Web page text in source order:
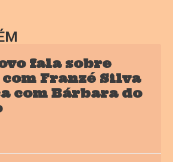
fala sobre
Franzé Silva
com Bárbara do